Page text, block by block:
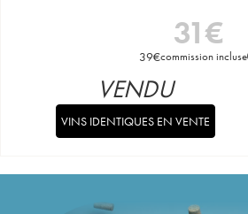
31€
39€commission incluse
VENDU
VINS IDENTIQUES EN VENTE